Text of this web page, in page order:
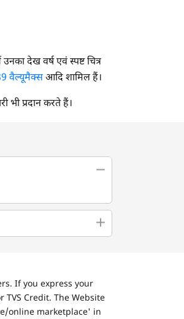
देख वर्ष एवं स्पष्ट चित्र
वैल्यूमैक्सआदि शामिल हैं।
भी प्रदान करते हैं।
If you express your
Credit. The Website
online marketplace' in